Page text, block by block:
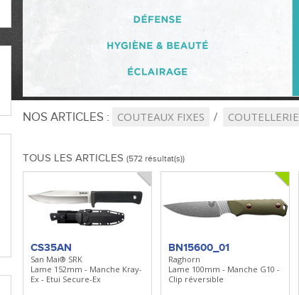
NOS ARTICLES : COUTEAUX FIXES COUTELLERIE
TOUS LES ARTICLES (572 résultat(s))
CS35AN
San Mai® SRK
Lame 152mm - Manche Kray-
Ex - Etui Secure-Ex
BN15600_01
Raghorn
Lame 100mm - Manche G10 -
Clip réversible